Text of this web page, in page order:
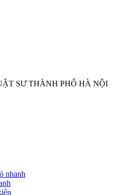
SƯ THÀNH PHỐ HÀ NỘI
nhanh